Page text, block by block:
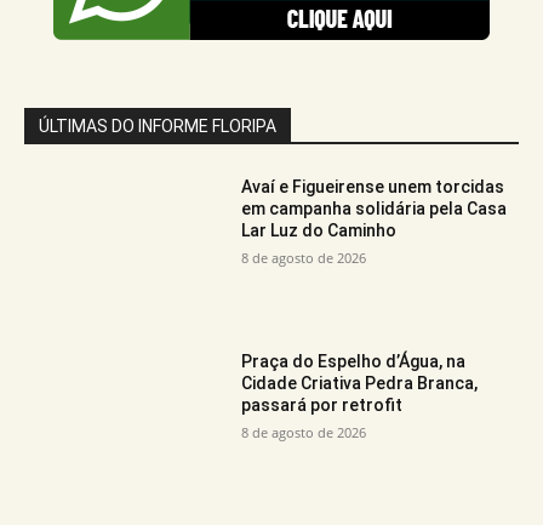
ÚLTIMAS DO INFORME FLORIPA
Avaí e Figueirense unem torcidas
em campanha solidária pela Casa
Lar Luz do Caminho
8 de agosto de 2026
Praça do Espelho d’Água, na
Cidade Criativa Pedra Branca,
passará por retrofit
8 de agosto de 2026